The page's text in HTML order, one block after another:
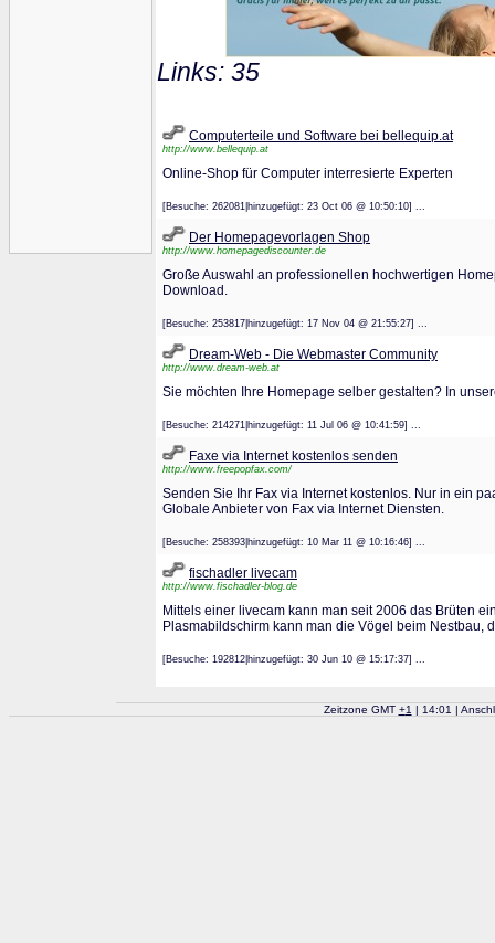
Links: 35
Computerteile und Software bei bellequip.at
http://www.bellequip.at
Online-Shop für Computer interresierte Experten
[Besuche: 262081|hinzugefügt: 23 Oct 06 @ 10:50:10] ...
Der Homepagevorlagen Shop
http://www.homepagediscounter.de
Große Auswahl an professionellen hochwertigen
Download.
[Besuche: 253817|hinzugefügt: 17 Nov 04 @ 21:55:27] ...
Dream-Web - Die Webmaster Community
http://www.dream-web.at
Sie möchten Ihre Homepage selber gestalten? In
[Besuche: 214271|hinzugefügt: 11 Jul 06 @ 10:41:59] ...
Faxe via Internet kostenlos senden
http://www.freepopfax.com/
Senden Sie Ihr Fax via Internet kostenlos. Nur in ein
Globale Anbieter von Fax via Internet Diensten.
[Besuche: 258393|hinzugefügt: 10 Mar 11 @ 10:16:46] ...
fischadler livecam
http://www.fischadler-blog.de
Mittels einer livecam kann man seit 2006 das Brüten
Plasmabildschirm kann man die Vögel beim Nestbau,
[Besuche: 192812|hinzugefügt: 30 Jun 10 @ 15:17:37] ...
Zeitzone GMT +1 | 14:01 |